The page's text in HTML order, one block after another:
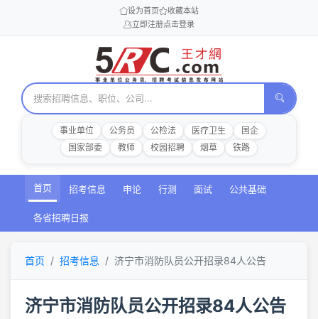
设为首页
收藏本站
立即注册点击登录
事业单位 公务员 公检法 医疗卫生
国企
国家部委
教师 校园招聘 烟草 铁路
首页 招考信息 申论 行测 面试 公共基础
各省招聘日报
首页 招考信息 济宁市消防队员公开招录84人公告
济宁市消防队员公开招录84人公告